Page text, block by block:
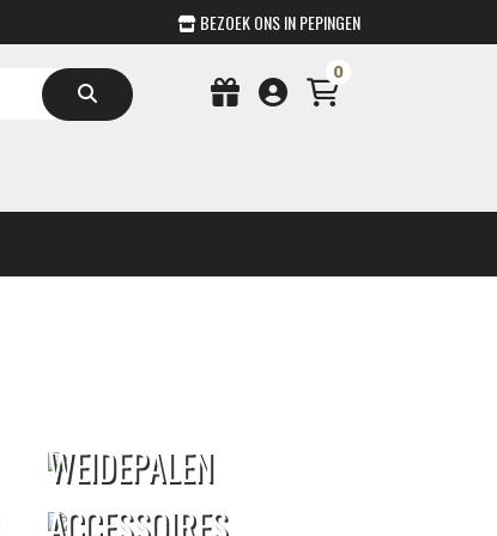
BEZOEK ONS IN PEPINGEN
0
WEIDEPALEN
ACCESSOIRES